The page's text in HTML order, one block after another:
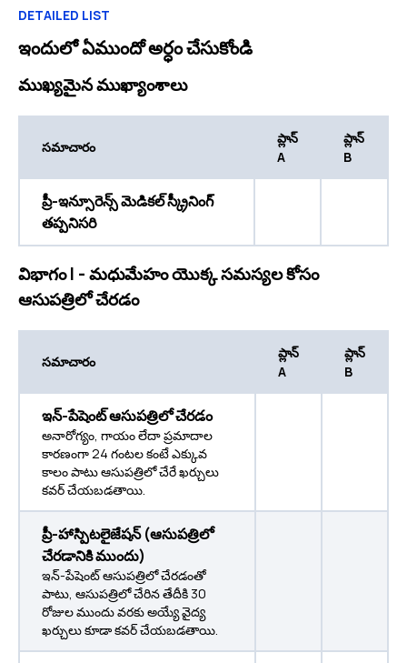
DETAILED LIST
ఇందులో ఏముందో అర్ధం చేసుకోండి
ముఖ్యమైన ముఖ్యాంశాలు
సమాచారం
ప్లాన్
A
ప్లాన్
B
ప్రీ-ఇన్సూరెన్స్ మెడికల్ స్క్రీనింగ్
తప్పనిసరి
విభాగం I - మధుమేహం యొక్క సమస్యల కోసం
ఆసుపత్రిలో చేరడం
సమాచారం
ప్లాన్
A
ప్లాన్
B
ఇన్-పేషెంట్ ఆసుపత్రిలో చేరడం
అనారోగ్యం, గాయం లేదా ప్రమాదాల
కారణంగా 24 గంటల కంటే ఎక్కువ
కాలం పాటు ఆసుపత్రిలో చేరే ఖర్చులు
కవర్ చేయబడతాయి.
ప్రీ-హాస్పిటలైజేషన్ (ఆసుపత్రిలో
చేరడానికి ముందు)
ఇన్-పేషెంట్ ఆసుపత్రిలో చేరడంతో
పాటు, ఆసుపత్రిలో చేరిన తేదీకి 30
రోజుల ముందు వరకు అయ్యే వైద్య
ఖర్చులు కూడా కవర్ చేయబడతాయి.